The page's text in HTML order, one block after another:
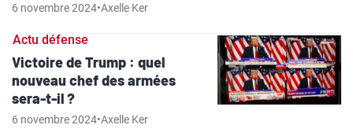
6 novembre 2024•Axelle Ker
Actu défense
Victoire de Trump : quel
nouveau chef des armées
sera-t-il ?
6 novembre 2024•Axelle Ker